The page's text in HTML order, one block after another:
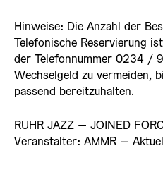
Hinweise: Die Anzahl der
Telefonische Reservierung
der Telefonnummer 0234 /
Wechselgeld zu vermeiden,
passend bereitzuhalten.
RUHR JAZZ – JOINED
Veranstalter: AMMR –